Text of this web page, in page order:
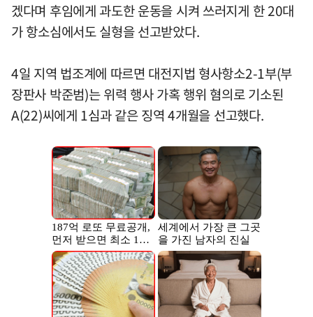
겠다며 후임에게 과도한 운동을 시켜 쓰러지게 한 20대
가 항소심에서도 실형을 선고받았다.
4일 지역 법조계에 따르면 대전지법 형사항소2-1부(부
장판사 박준범)는 위력 행사 가혹 행위 혐의로 기소된
A(22)씨에게 1심과 같은 징역 4개월을 선고했다.